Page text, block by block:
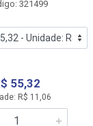
321499
55,32
R$ 11,06